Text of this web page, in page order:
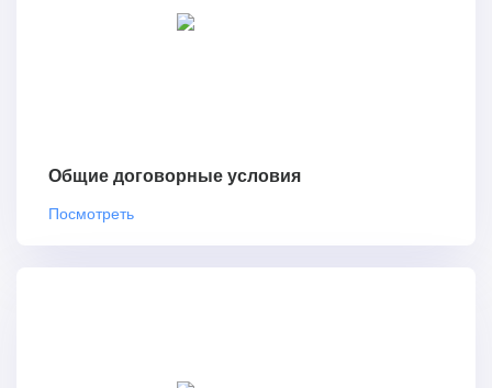
Общие договорные условия
Посмотреть